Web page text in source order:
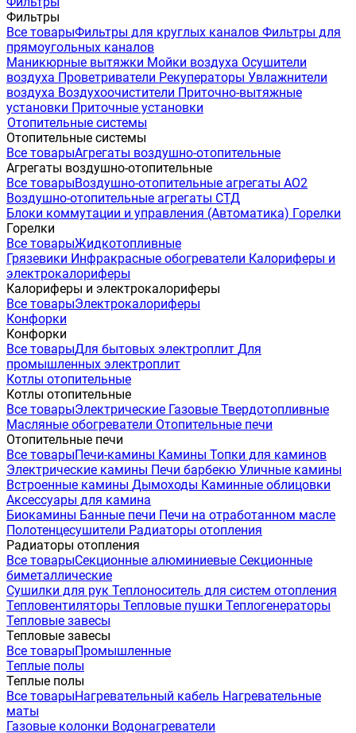
Фильтры
Все товарыФильтры для круглых каналов Фильтры для
прямоугольных каналов
Маникюрные вытяжки Мойки воздуха Осушители
воздуха Проветриватели Рекуператоры Увлажнители
воздуха Воздухоочистители Приточно-вытяжные
установки Приточные установки
Отопительные системы
Отопительные системы
Все товарыАгрегаты воздушно-отопительные
Агрегаты воздушно-отопительные
Все товарыВоздушно-отопительные агрегаты АО2
Воздушно-отопительные агрегаты СТД
Блоки коммутации и управления (Автоматика) Горелки
Горелки
Все товарыЖидкотопливные
Грязевики Инфракрасные обогреватели Калориферы и
электрокалориферы
Калориферы и электрокалориферы
Все товарыЭлектрокалориферы
Конфорки
Конфорки
Все товарыДля бытовых электроплит Для
промышленных электроплит
Котлы отопительные
Котлы отопительные
Все товарыЭлектрические Газовые Твердотопливные
Масляные обогреватели Отопительные печи
Отопительные печи
Все товарыПечи-камины Камины Топки для каминов
Электрические камины Печи барбекю Уличные камины
Встроенные камины Дымоходы Каминные облицовки
Аксессуары для камина
Биокамины Банные печи Печи на отработанном масле
Полотенцесушители Радиаторы отопления
Радиаторы отопления
Все товарыСекционные алюминиевые Секционные
биметаллические
Сушилки для рук Теплоноситель для систем отопления
Тепловентиляторы Тепловые пушки Теплогенераторы
Тепловые завесы
Тепловые завесы
Все товарыПромышленные
Теплые полы
Теплые полы
Все товарыНагревательный кабель Нагревательные
маты
Газовые колонки Водонагреватели